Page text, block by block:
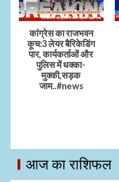
कांग्रेस का राजभवन
कूच:3 लेयर बैरिकेडिंग
पार, कार्यकर्ताओं और
पुलिस में धक्का-
मुक्की,सड़क
जाम..#news
आज का राशिफल